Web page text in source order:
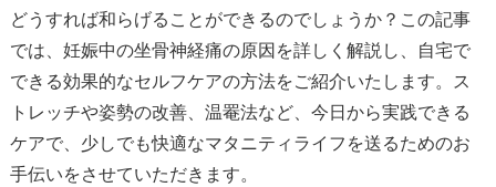
どうすれば和らげることができるのでしょうか？この記事
では、妊娠中の坐骨神経痛の原因を詳しく解説し、自宅で
できる効果的なセルフケアの方法をご紹介いたします。ス
トレッチや姿勢の改善、温罨法など、今日から実践できる
ケアで、少しでも快適なマタニティライフを送るためのお
手伝いをさせていただきます。